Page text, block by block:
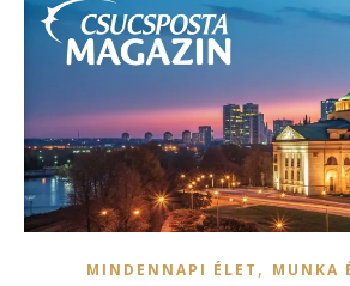
MINDENNAPI ÉLET , MUNKA